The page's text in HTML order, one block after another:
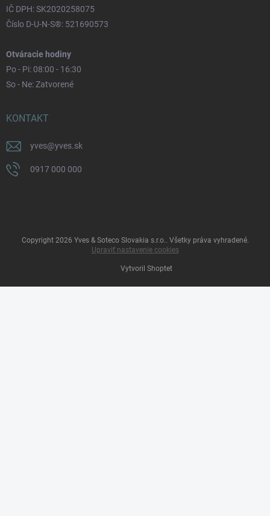
IČ DPH: SK2020258075
Číslo D-U-N-S®: 521690573
Otváracie hodiny
Po - Pi: 08:00 - 16:30
So - Ne: Zatvorené
KONTAKT
yves@yves.sk
0917 000 000
Vytvoril Shoptet
Copyright 2026 Yves & Soteco Slovakia s.r.o.. Všetky práva vyhradené.
Upraviť nastavenie cookies